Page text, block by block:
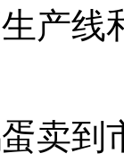
产
卖到